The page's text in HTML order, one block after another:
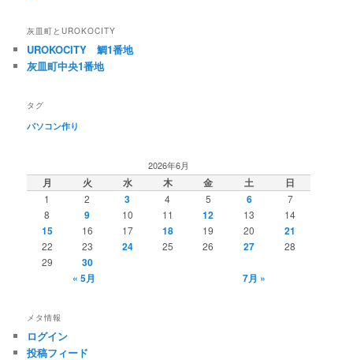
灰皿町とUROKOCITY
UROKOCITY 鯛1番地
灰皿町中央1番地
タグ
パソコン作り
2026年6月
月 火 水 木 金 土 日
1 2 3 4 5 6
7
8
9 10 11 12 13 14
15 16 17 18 19 20 21
22 23 24 25 26 27
28
29
30
« 5月
7月 »
メタ情報
ログイン
投稿フィード